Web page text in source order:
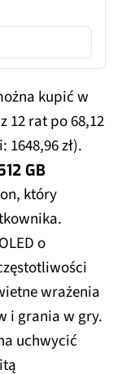
kupić w
12 rat po 68,12
zł).
GB
który
o
wrażenia
i grania w gry.
uchwycić